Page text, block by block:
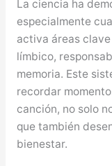
La ciencia ha
especialmente
activa áreas
límbico,
memoria. Este
recordar
canción, no solo
que también
bienestar.